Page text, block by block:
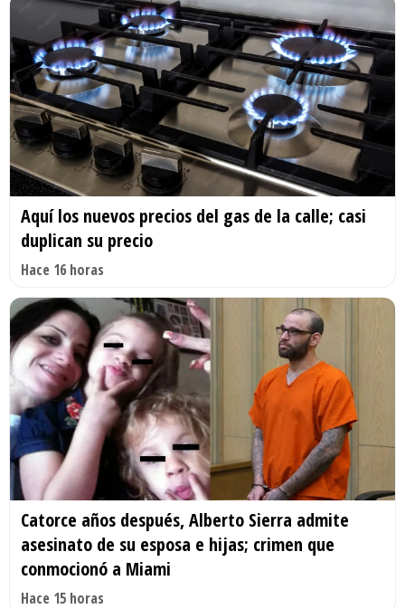
Aquí los nuevos precios del gas de la calle; casi
duplican su precio
Hace 16 horas
Catorce años después, Alberto Sierra admite
asesinato de su esposa e hijas; crimen que
conmocionó a Miami
Hace 15 horas